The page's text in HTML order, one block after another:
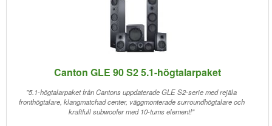
Canton GLE 90 S2 5.1-högtalarpaket
"5.1-högtalarpaket från Cantons uppdaterade GLE S2-serie med rejäla
fronthögtalare, klangmatchad center, väggmonterade surroundhögtalare och
kraftfull subwoofer med 10-tums element!"